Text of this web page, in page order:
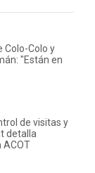
Colo-Colo y
"Están en
de visitas y
detalla
ACOT